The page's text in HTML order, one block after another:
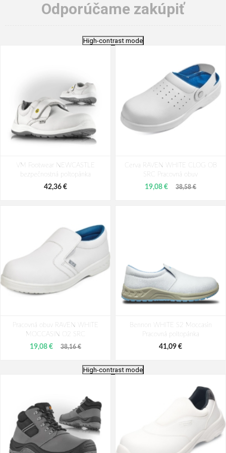
Odporúčame zakúpiť
High-contrast mode
VM Footwear NEWCASTLE
bezpečnostná poltopánka
42,36 €
Cerva RAVEN WHITE CLOG OB
SRC Pracovná obuv
19,08 € 38,58 €
Pracovná obuv RAVEN WHITE
MOCCASIN O2 SRC
19,08 € 38,16 €
Bennon WHITE S2 Moccasin
Pracovná poltopánka
41,09 €
High-contrast mode